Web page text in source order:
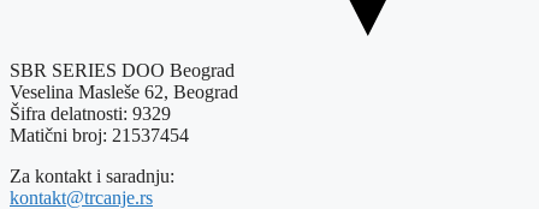
SBR SERIES DOO Beograd
Veselina Masleše 62, Beograd
Šifra delatnosti: 9329
Matični broj: 21537454
Za kontakt i saradnju:
kontakt@trcanje.rs